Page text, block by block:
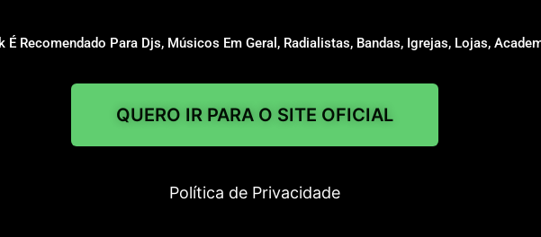
É Recomendado Para Djs, Músicos Em Geral, Radialistas, Bandas, Igrejas, Lojas,
QUERO IR PARA O SITE OFICIAL
Política de Privacidade